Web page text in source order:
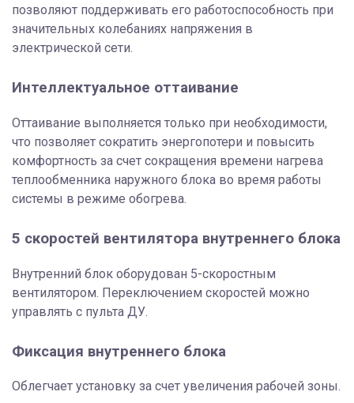
позволяют поддерживать его работоспособность при
значительных колебаниях напряжения в
электрической сети.
Интеллектуальное оттаивание
Оттаивание выполняется только при необходимости,
что позволяет сократить энергопотери и повысить
комфортность за счет сокращения времени нагрева
теплообменника наружного блока во время работы
системы в режиме обогрева.
5 скоростей вентилятора внутреннего блока
Внутренний блок оборудован 5-скоростным
вентилятором. Переключением скоростей можно
управлять с пульта ДУ.
Фиксация внутреннего блока
Облегчает установку за счет увеличения рабочей зоны.